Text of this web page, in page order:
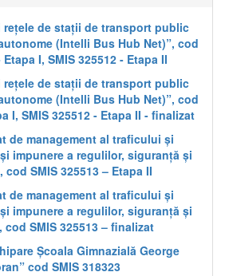
rețele de stații de transport public
(Intelli Bus Hub Net)”, cod
Etapa I, SMIS 325512 - Etapa II
rețele de stații de transport public
(Intelli Bus Hub Net)”, cod
I, SMIS 325512 - Etapa II - finalizat
de management al traficului și
impunere a regulilor, siguranță și
cod SMIS 325513 – Etapa II
de management al traficului și
impunere a regulilor, siguranță și
cod SMIS 325513 – finalizat
Școala Gimnazială George
cod SMIS 318323